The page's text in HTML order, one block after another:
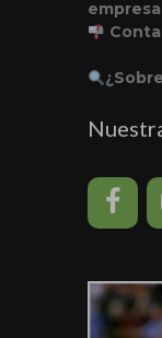
empresa